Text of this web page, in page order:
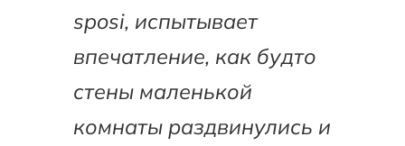
sposi, испытывает
впечатление, как будто
стены маленькой
комнаты раздвинулись и